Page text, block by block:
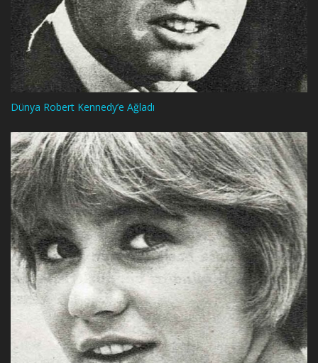
Dünya Robert Kennedy’e Ağladı